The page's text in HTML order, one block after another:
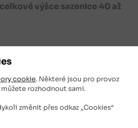
cookie. Některé jsou pro provoz
rozhodnout sami.
změnit přes odkaz „Cookies“
výšce sazenice 40 až
o novinkách i výhodných akcích.